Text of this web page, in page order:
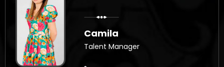
Camila
Talent Manager